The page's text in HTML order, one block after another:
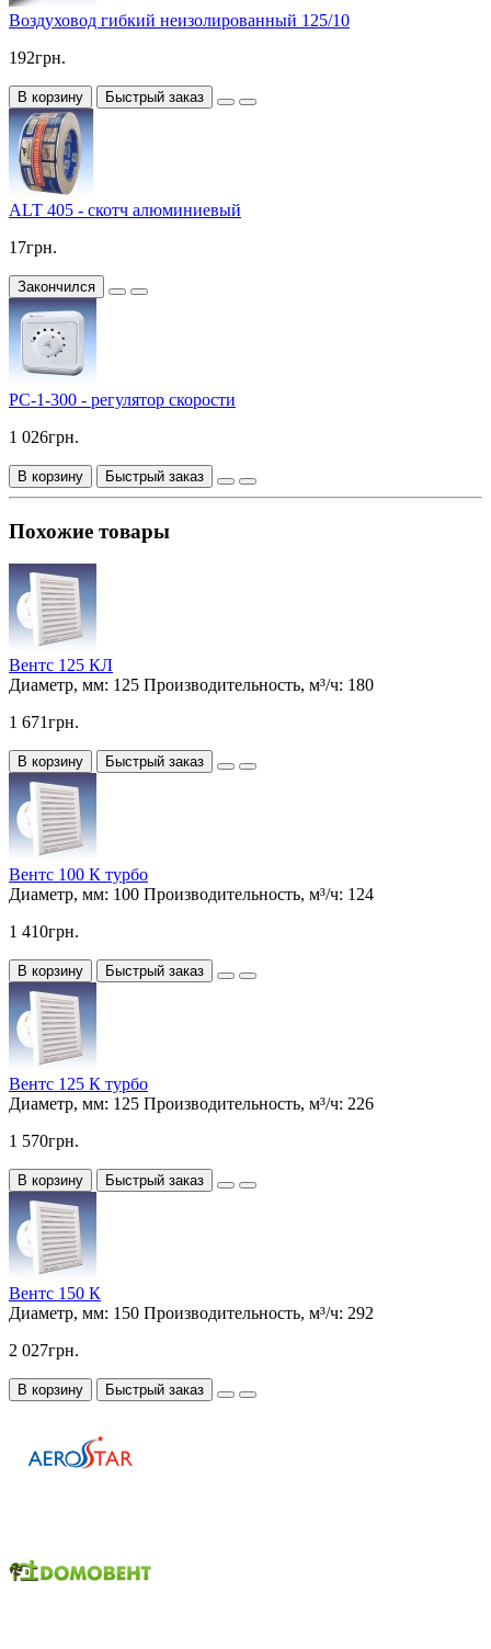
Воздуховод гибкий неизолированный 125/10
192грн.
В корзину Быстрый заказ
ALT 405 - скотч алюминиевый
17грн.
Закончился
РС-1-300 - регулятор скорости
1 026грн.
В корзину Быстрый заказ
Похожие товары
Вентс 125 КЛ
Диаметр, мм: 125 Производительность, м³/ч: 180
1 671грн.
В корзину Быстрый заказ
Вентс 100 К турбо
Диаметр, мм: 100 Производительность, м³/ч: 124
1 410грн.
В корзину Быстрый заказ
Вентс 125 К турбо
Диаметр, мм: 125 Производительность, м³/ч: 226
1 570грн.
В корзину Быстрый заказ
Вентс 150 К
Диаметр, мм: 150 Производительность, м³/ч: 292
2 027грн.
В корзину Быстрый заказ